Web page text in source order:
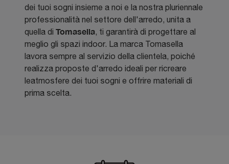
dei tuoi sogni insieme a noi e la nostra pluriennale
professionalità nel settore dell'arredo, unita a
quella di Tomasella, ti garantirà di progettare al
meglio gli spazi indoor. La marca Tomasella
lavora sempre al servizio della clientela, poiché
realizza proposte d'arredo ideali per ricreare
leatmosfere dei tuoi sogni e offrire materiali di
prima scelta.